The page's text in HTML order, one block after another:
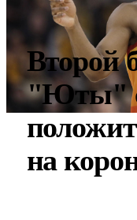
Второй
"Юты"
на